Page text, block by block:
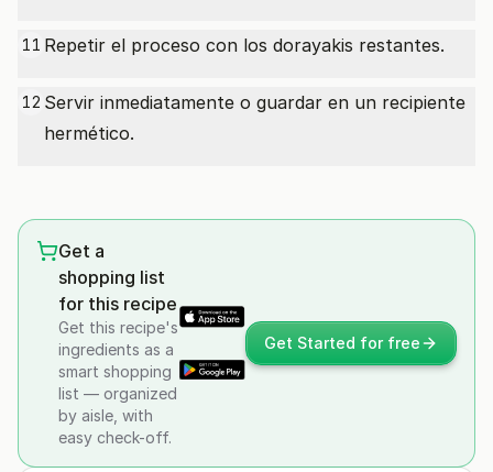
11 Repetir el proceso con los dorayakis restantes.
12 Servir inmediatamente o guardar en un recipiente
hermético.
Get a
shopping list
for this recipe
Get this recipe's
ingredients as a
smart shopping
list — organized
by aisle, with
easy check-off.
Get Started for free